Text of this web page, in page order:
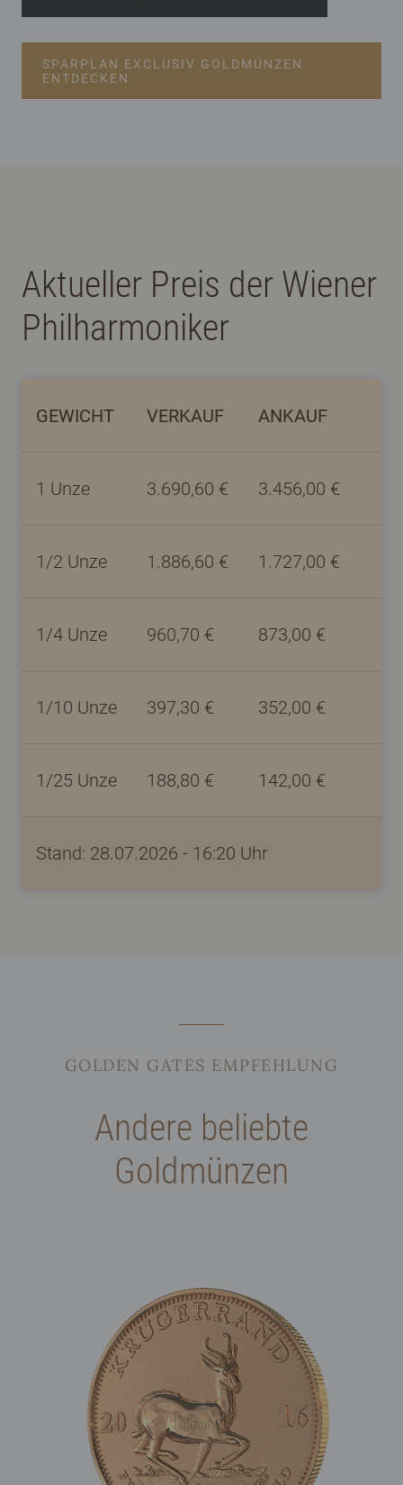
SPARPLAN EXCLUSIV GOLDMÜNZEN
ENTDECKEN
Aktueller Preis der Wiener
Philharmoniker
GEWICHT VERKAUF ANKAUF
1 Unze 3.690,60 € 3.456,00 €
1/2 Unze 1.886,60 € 1.727,00 €
1/4 Unze 960,70 € 873,00 €
1/10 Unze 397,30 € 352,00 €
1/25 Unze 188,80 € 142,00 €
Stand: 28.07.2026 - 16:20 Uhr
GOLDEN GATES EMPFEHLUNG
Andere beliebte
Goldmünzen